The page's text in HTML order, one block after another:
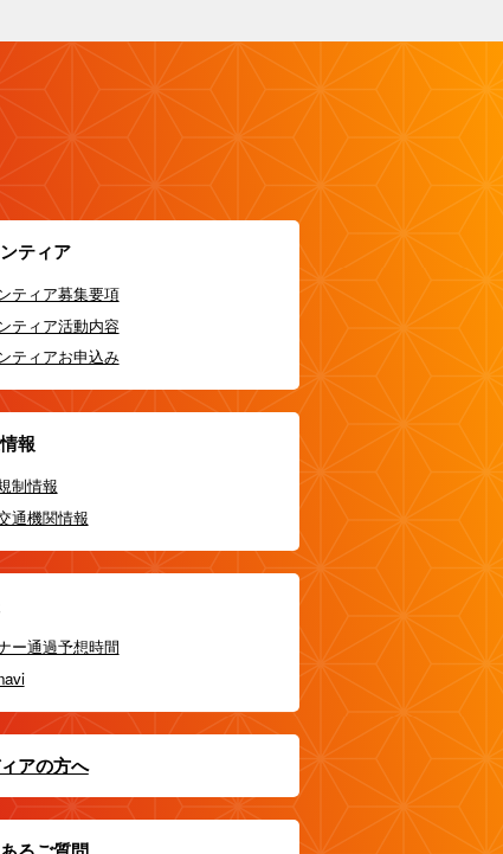
ティア
ティア募集要項
ティア活動内容
ティアお申込み
報
制情報
通機関情報
ー通過予想時間
アの方へ